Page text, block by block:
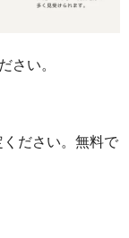
さい。
ださい。無料で